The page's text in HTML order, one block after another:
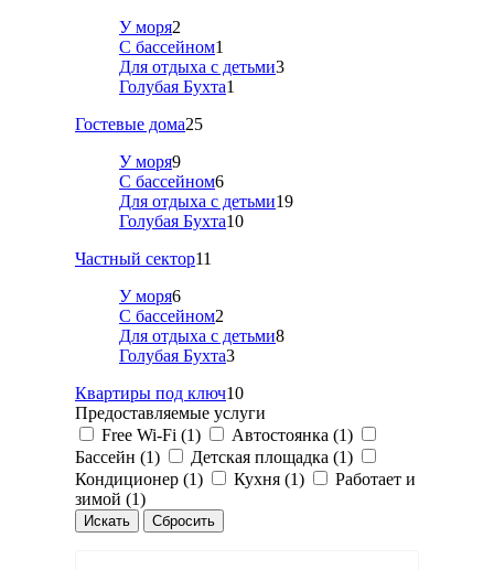
У моря2
С бассейном1
Для отдыха с детьми3
Голубая Бухта1
Гостевые дома25
У моря9
С бассейном6
Для отдыха с детьми19
Голубая Бухта10
Частный сектор11
У моря6
С бассейном2
Для отдыха с детьми8
Голубая Бухта3
Квартиры под ключ10
Предоставляемые услуги
Free Wi-Fi (1)
Автостоянка (1)
Бассейн (1)
Детская площадка (1)
Кондиционер (1)
Кухня (1)
Работает и
зимой (1)